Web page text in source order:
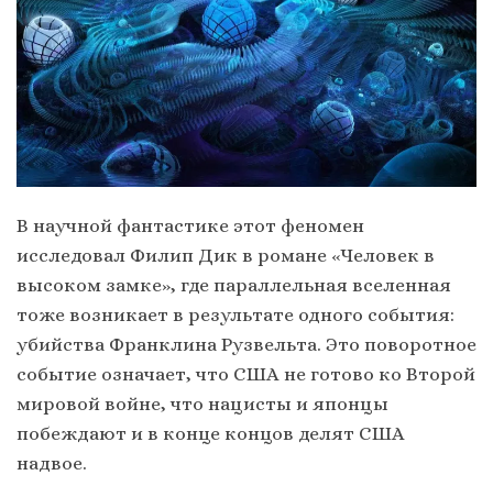
В научной фантастике этот феномен
исследовал Филип Дик в романе «Человек в
высоком замке», где параллельная вселенная
тоже возникает в результате одного события:
убийства Франклина Рузвельта. Это поворотное
событие означает, что США не готово ко Второй
мировой войне, что нацисты и японцы
побеждают и в конце концов делят США
надвое.